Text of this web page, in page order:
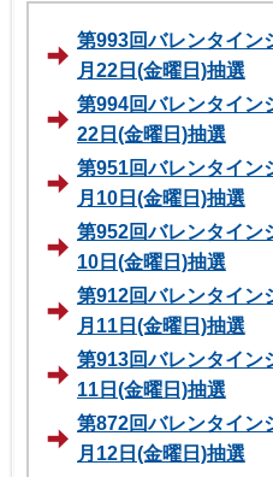
第993回バレンタイン
月22日(金曜日)抽選
第994回バレンタイン
22日(金曜日)抽選
第951回バレンタイン
月10日(金曜日)抽選
第952回バレンタイン
10日(金曜日)抽選
第912回バレンタイン
月11日(金曜日)抽選
第913回バレンタイン
11日(金曜日)抽選
第872回バレンタイン
月12日(金曜日)抽選